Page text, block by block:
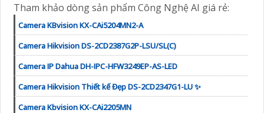
Tham khảo dòng sản phẩm Công Nghệ AI giá rẻ:
Camera KBvision KX-CAi5204MN2-A
Camera Hikvision DS-2CD2387G2P-LSU/SL(C)
Camera IP Dahua DH-IPC-HFW3249EP-AS-LED
Camera Hikvision Thiết kế Đẹp DS-2CD2347G1-LU ✨
Camera Kbvision KX-CAi2205MN